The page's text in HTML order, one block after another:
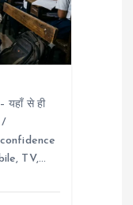
यहाँ से ही
/
TV,…